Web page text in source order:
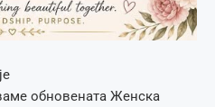
обновената Женска